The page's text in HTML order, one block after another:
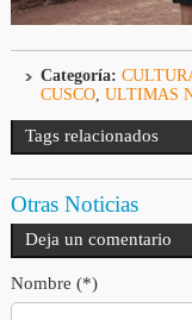
Categoría:
CUSCO, ULTIMAS
Tags relacionados
Otras Noticias
Deja un comentario
Nombre (*)